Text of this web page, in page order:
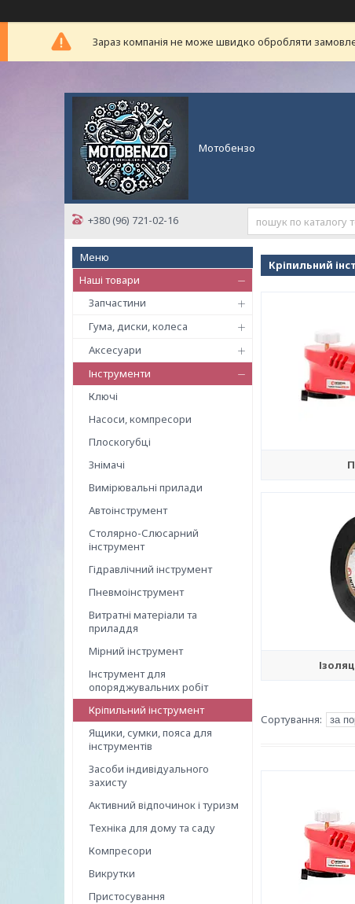
Зараз компанія не може швидко обробляти
Мотобензо
+380 (96) 721-02-16
Наші товари
Запчастини
Гума, диски, колеса
Аксесуари
Інструменти
Ключі
Насоси, компресори
Плоскогубці
Знімачі
Вимірювальні прилади
Автоінструмент
Столярно-Слюсарний
інструмент
Гідравлічний інструмент
Пневмоінструмент
Витратні матеріали та
приладдя
Мірний інструмент
Інструмент для
опоряджувальних робіт
Кріпильний інструмент
Ящики, сумки, пояса для
інструментів
Засоби індивідуального
захисту
Активний відпочинок і туризм
Техніка для дому та саду
Компресори
Викрутки
Пристосування
Кріпильний